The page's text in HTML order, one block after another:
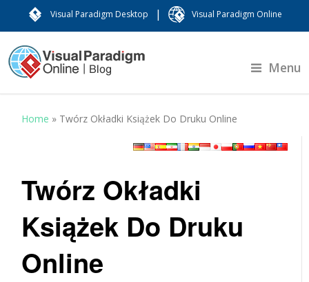
Visual Paradigm Desktop | Visual Paradigm Online
Menu
Home » Twórz Okładki Książek Do Druku Online
Twórz Okładki
Książek Do Druku
Online